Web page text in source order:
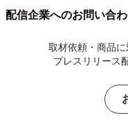
配信企業へのお問い合
取材依頼・商品に
プレスリリース